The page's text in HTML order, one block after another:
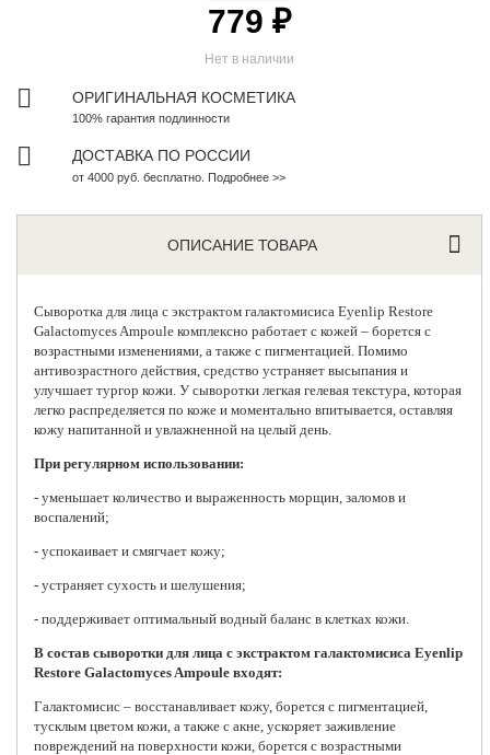
Нет в наличии
779 ₽
ОРИГИНАЛЬНАЯ КОСМЕТИКА
100% гарантия подлинности
ДОСТАВКА ПО РОССИИ
от 4000 руб. бесплатно. Подробнее >>
ОПИСАНИЕ ТОВАРА
Сыворотка для лица с экстрактом галактомисисаEyenlip Restore
Galactomyces Ampoule комплексно работает с кожей – борется с
возрастными изменениями, а также с пигментацией. Помимо
антивозрастного действия, средство устраняет высыпания и
улучшает тургор кожи. У сыворотки легкая гелевая текстура, которая
легко распределяется по коже и моментально впитывается, оставляя
кожу напитанной и увлажненной на целый день.
При регулярном использовании:
- уменьшает количество и выраженность морщин, заломов и
воспалений;
- успокаивает и смягчает кожу;
- устраняет сухость и шелушения;
- поддерживает оптимальный водный баланс в клетках кожи.
В состав сыворотки для лица с экстрактом галактомисиса Eyenlip
Restore Galactomyces Ampoule входят:
Галактомисис – восстанавливает кожу, борется с пигментацией,
тусклым цветом кожи, а также с акне, ускоряет заживление
повреждений на поверхности кожи, борется с возрастными